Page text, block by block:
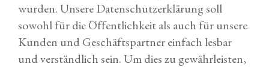
wurden. Unsere Datenschutzerklärung soll
sowohl für die Öffentlichkeit als auch für unsere
Kunden und Geschäftspartner einfach lesbar
und verständlich sein. Um dies zu gewährleisten,